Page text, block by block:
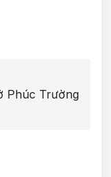
Phúc Trường